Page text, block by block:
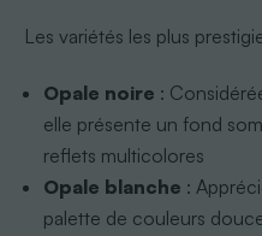
Les variétés les plus
Opale noire :
elle présente un fond
reflets multicolores
Opale blanche :
palette de couleurs